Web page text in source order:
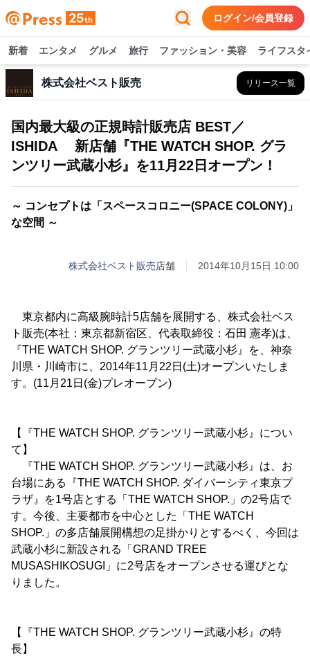
ログイン/会員登録
新着 エンタメ グルメ 旅行 ファッション・美容 ライフスタ
株式会社ベスト販売 リリース一覧
国内最大級の正規時計販売店 BEST／
ISHIDA 新店舗『THE WATCH SHOP. グラ
ンツリー武蔵小杉』を11月22日オープン！
～ コンセプトは「スペースコロニー(SPACE COLONY)」
な空間 ～
株式会社ベスト販売店舗 2014年10月15日 10:00
東京都内に高級腕時計5店舗を展開する、株式会社ベス
ト販売(本社：東京都新宿区、代表取締役：石田 憲孝)は、
『THE WATCH SHOP. グランツリー武蔵小杉』を、神奈
川県・川崎市に、2014年11月22日(土)オープンいたしま
す。(11月21日(金)プレオープン)
【『THE WATCH SHOP. グランツリー武蔵小杉』につい
て】
『THE WATCH SHOP. グランツリー武蔵小杉』は、お
台場にある『THE WATCH SHOP. ダイバーシティ東京プ
ラザ』を1号店とする「THE WATCH SHOP.」の2号店で
す。今後、主要都市を中心とした「THE WATCH
SHOP.」の多店舗展開構想の足掛かりとするべく、今回は
武蔵小杉に新設される「GRAND TREE
MUSASHIKOSUGI」に2号店をオープンさせる運びとな
りました。
【『THE WATCH SHOP. グランツリー武蔵小杉』の特
長】